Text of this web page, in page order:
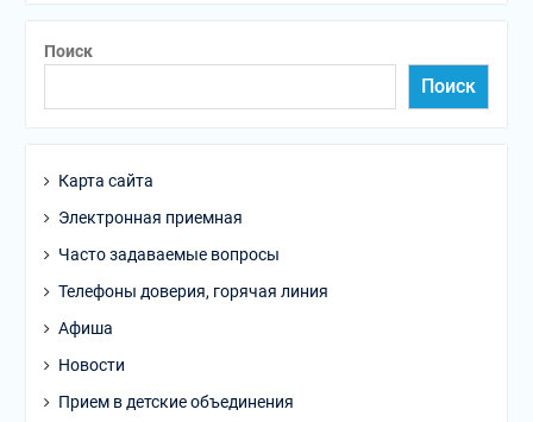
Поиск
Поиск
Карта сайта
Электронная приемная
Часто задаваемые вопросы
Телефоны доверия, горячая линия
Афиша
Новости
Прием в детские объединения